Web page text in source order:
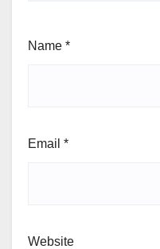
Name *
Email *
Website